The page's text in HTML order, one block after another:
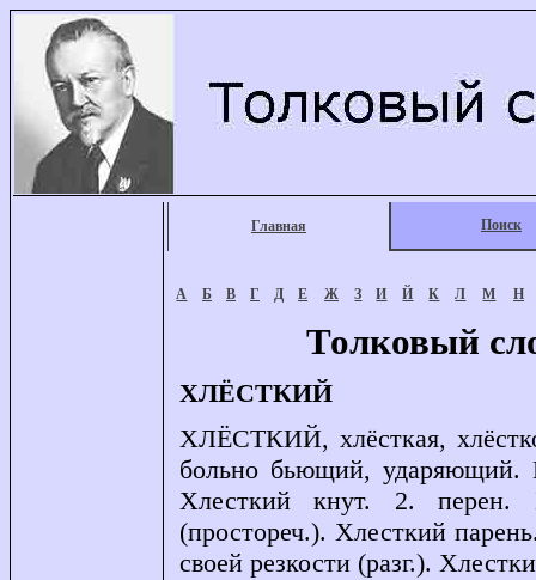
Главная Поиск
А Б В Г Д Е Ж З И Й К Л М Н
Толковый
ХЛЁСТКИЙ
ХЛЁСТКИЙ, хлёсткая,
больно бьющий, ударяющий.
Хлесткий кнут. 2. перен.
(простореч.). Хлесткий
своей резкости (разг.).